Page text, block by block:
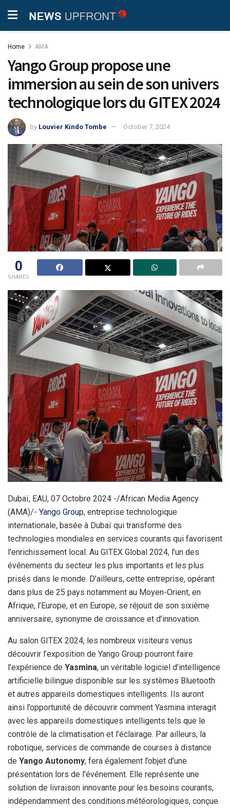
Home AMA
Yango Group propose une
immersion au sein de son univers
technologique lors du GITEX 2024
by Louvier Kindo Tombe October 7, 2024
0
SHARES
Dubaï, EAU, 07 Octobre 2024 -/African Media Agency
(AMA)/- Yango Group, entreprise technologique
internationale, basée à Dubaï qui transforme des
technologies mondiales en services courants qui favorisent
l’enrichissement local. Au GITEX Global 2024, l’un des
événements du secteur les plus importants et les plus
prisés dans le monde. D’ailleurs, cette entreprise, opérant
dans plus de 25 pays notamment au Moyen-Orient, en
Afrique, l’Europe, et en Europe, se réjouit de son sixième
anniversaire, synonyme de croissance et d’innovation.
Au salon GITEX 2024, les nombreux visiteurs venus
découvrir l’exposition de Yango Group pourront faire
l’expérience de Yasmina, un véritable logiciel d’intelligence
artificielle bilingue disponible sur les systèmes Bluetooth
et autres appareils domestiques intelligents. Ils auront
ainsi l’opportunité de découvrir comment Yasmina interagit
avec les appareils domestiques intelligents tels que le
contrôle de la climatisation et l’éclairage. Par ailleurs, la
robotique, services de commande de courses à distance
de Yango Autonomy, fera également l’objet d’une
présentation lors de l’événement. Elle représente une
solution de livraison innovante pour les besoins courants,
indépendamment des conditions météorologiques, conçue